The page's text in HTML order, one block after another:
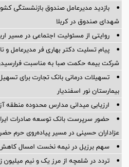
بازدید مدیرعامل صندوق بازنشستگی
شهدای صندوق در کربلا
روایتی از مسئولیت اجتماعی در مسیر
پیام تسلیت دکتر بهاری فر مدیرعامل
شرکت بیمه حکمت صبا به مناسبت
تسهیلات درمانی بانک تجارت برای
بیمارستان نور اسفندیار
ارزیابی میدانی مدارس محدوده منطقه
حضور سرپرست بانک توسعه صادرات
عزاداران حسینی در مسیر پیاده‌روی حرم
سهم برزیل در نیمه نخست امسال
تردد در شلمچه از مرز یک و نیم